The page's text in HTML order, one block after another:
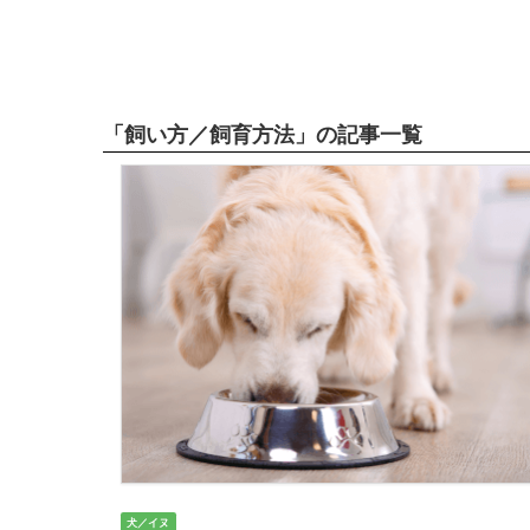
「飼い方／飼育方法」の記事一覧
犬／イヌ